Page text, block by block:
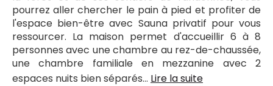
pourrez aller chercher le pain à pied et profiter de
l'espace bien-être avec Sauna privatif pour vous
ressourcer. La maison permet d'accueillir 6 à 8
personnes avec une chambre au rez-de-chaussée,
une chambre familiale en mezzanine avec 2
espaces nuits bien séparés... Lire la suite